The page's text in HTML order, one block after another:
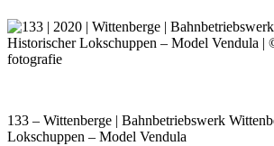
133 – Wittenberge | Bahnbetriebswerk
Lokschuppen – Model Vendula